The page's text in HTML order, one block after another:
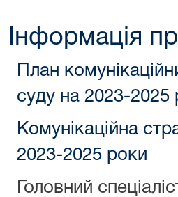
Інформація
План
суду на 2023-2025
Комунікаційна
2023-2025 роки
Головний